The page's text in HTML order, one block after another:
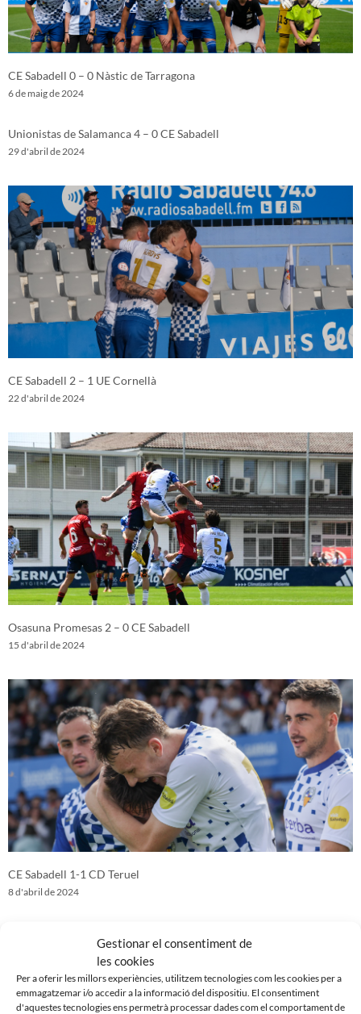
Gestionar el consentiment de
les cookies
Per a oferir les millors experiències, utilitzem tecnologies com les cookies per a
emmagatzemar i/o accedir a la informació del dispositiu. El consentiment
d'aquestes tecnologies ens permetrà processar dades com el comportament de
CE Sabadell 0 – 0 Nàstic de Tarragona
6 de maig de 2024
Unionistas de Salamanca 4 – 0 CE Sabadell
29 d'abril de 2024
CE Sabadell 2 – 1 UE Cornellà
22 d'abril de 2024
Osasuna Promesas 2 – 0 CE Sabadell
15 d'abril de 2024
CE Sabadell 1-1 CD Teruel
8 d'abril de 2024